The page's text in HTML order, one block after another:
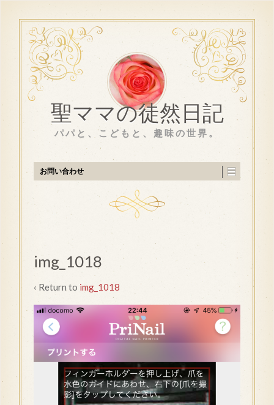
聖ママの徒然日記
パパと、こどもと、趣味の世界。
お問い合わせ
img_1018
‹ Return to img_1018